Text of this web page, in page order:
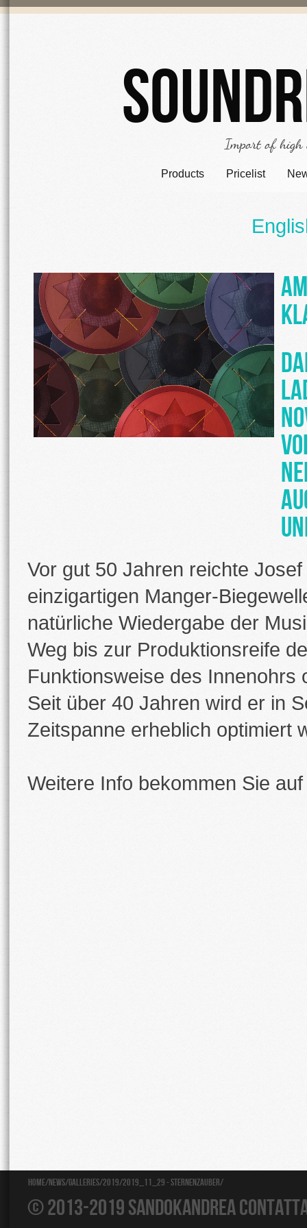
Import of high
Products Pricelist
Vor gut 50 Jahren reichte
einzigartigen Manger-
natürliche Wiedergabe der
Weg bis zur Produktionsreife
Funktionsweise des Innenohrs
Seit über 40 Jahren wird er in
Zeitspanne erheblich optimiert
Weitere Info bekommen Sie
Home/News/Galleries/2019/2019_11_29 - Sternenzauber/
© 2013-2019 Sandokandrea